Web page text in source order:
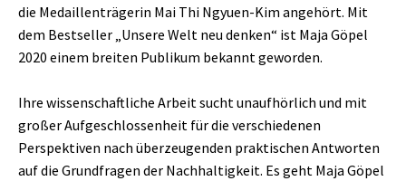
die Medaillenträgerin Mai Thi Ngyuen-Kim angehört. Mit
dem Bestseller „Unsere Welt neu denken“ ist Maja Göpel
2020 einem breiten Publikum bekannt geworden.
Ihre wissenschaftliche Arbeit sucht unaufhörlich und mit
großer Aufgeschlossenheit für die verschiedenen
Perspektiven nach überzeugenden praktischen Antworten
auf die Grundfragen der Nachhaltigkeit. Es geht Maja Göpel